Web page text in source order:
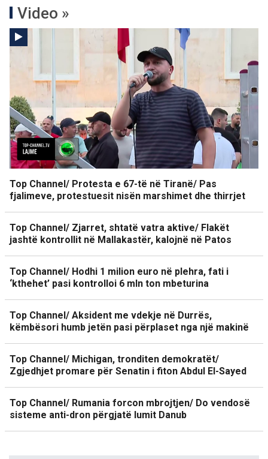
Video »
Top Channel/ Protesta e 67-të në Tiranë/ Pas
fjalimeve, protestuesit nisën marshimet dhe thirrjet
Top Channel/ Zjarret, shtatë vatra aktive/ Flakët
jashtë kontrollit në Mallakastër, kalojnë në Patos
Top Channel/ Hodhi 1 milion euro në plehra, fati i
‘kthehet’ pasi kontrolloi 6 mln ton mbeturina
Top Channel/ Aksident me vdekje në Durrës,
këmbësori humb jetën pasi përplaset nga një makinë
Top Channel/ Michigan, tronditen demokratët/
Zgjedhjet promare për Senatin i fiton Abdul El-Sayed
Top Channel/ Rumania forcon mbrojtjen/ Do vendosë
sisteme anti-dron përgjatë lumit Danub